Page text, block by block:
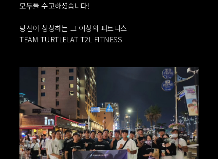
모두들 수고하셨습니다!
당신이 상상하는 그 이상의 피트니스
TEAM TURTLELAT T2L FITNESS